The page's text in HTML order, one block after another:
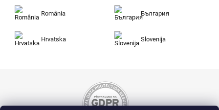
România България
Hrvatska Slovenija